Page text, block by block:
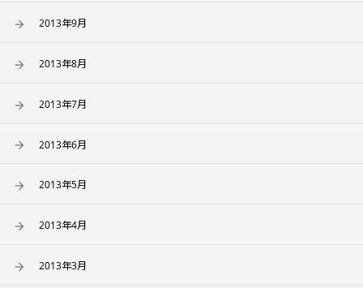
2013年9月
2013年8月
2013年7月
2013年6月
2013年5月
2013年4月
2013年3月